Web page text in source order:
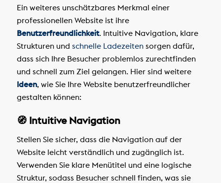
Ein weiteres unschätzbares Merkmal einer
professionellen Website ist ihre
Benutzerfreundlichkeit. Intuitive Navigation, klare
Strukturen und schnelle Ladezeitensorgen dafür,
dass sich Ihre Besucher problemlos zurechtfinden
und schnell zum Ziel gelangen. Hier sind weitere
Ideen, wie Sie Ihre Website benutzerfreundlicher
gestalten können:
🧭 Intuitive Navigation
Stellen Sie sicher, dass die Navigation auf der
Website leicht verständlich und zugänglich ist.
Verwenden Sie klare Menütitel und eine logische
Struktur, sodass Besucher schnell finden, was sie